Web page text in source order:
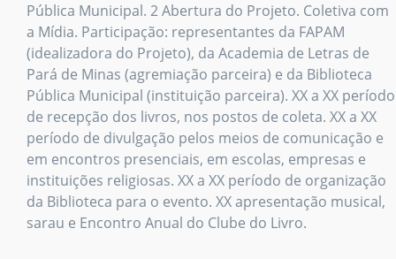
Pública Municipal. 2 Abertura do Projeto. Coletiva com
a Mídia. Participação: representantes da FAPAM
(idealizadora do Projeto), da Academia de Letras de
Pará de Minas (agremiação parceira) e da Biblioteca
Pública Municipal (instituição parceira). XX a XX período
de recepção dos livros, nos postos de coleta. XX a XX
período de divulgação pelos meios de comunicação e
em encontros presenciais, em escolas, empresas e
instituições religiosas. XX a XX período de organização
da Biblioteca para o evento. XX apresentação musical,
sarau e Encontro Anual do Clube do Livro.